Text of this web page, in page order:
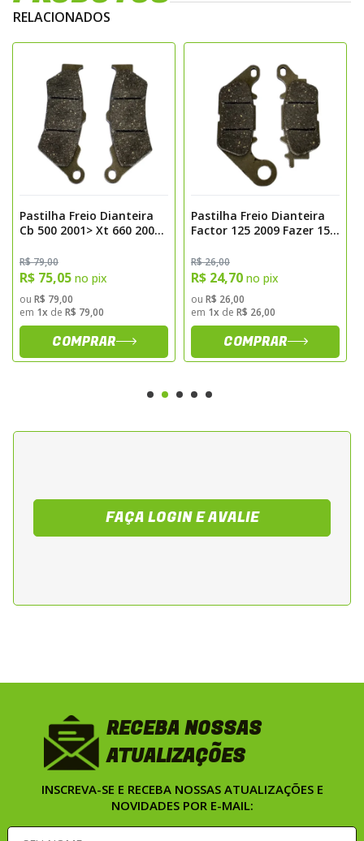
Tipos de Materiais
Orgânicas– macias, silenciosas e ideais
para uso urbano;
Semimetálicas– mistura de metais e
compostos orgânicos, com boa frenagem e
durabilidade;
Metálicas (Sinterizadas)
– máxima
performance e resistência, ideais para
Carbono/Kevlar– leves e potentes,
competição.
RELACIONADOS
Pastilha Freio Dianteira
Cb 500 2001> Xt 660 2004>
2013> 1250gs 2022>
Carbon Fischer Fj1480c
R$ 79,00
R$ 75,05 no pix
ou R$ 79,00
em 1x de R$ 79,00
COMPRAR
Pastilha Freio Dianteira
Factor 125 2009 Fazer 150
Traseira Carbon Fischer
Fj2320c
R$ 26,00
R$ 24,70 no pix
ou R$ 26,00
em 1x de R$ 26,00
COMPRAR
FAÇA LOGIN E AVALIE
RECEBA NOSSAS
ATUALIZAÇÕES
INSCREVA-SE E RECEBA NOSSAS ATUALIZAÇÕES E
NOVIDADES POR E-MAIL: